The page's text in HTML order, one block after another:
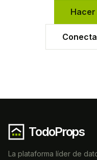
TodoProps
La plataforma líder de